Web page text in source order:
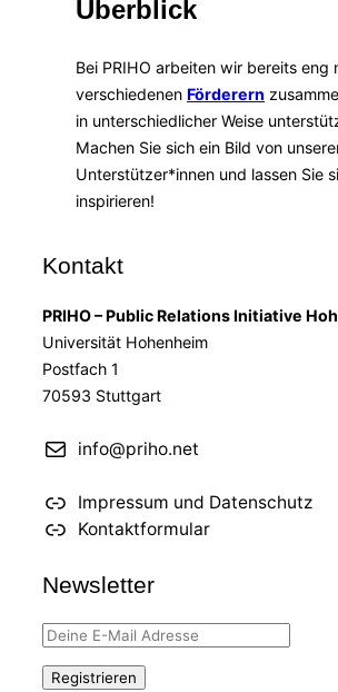
Überblick
Bei PRIHO arbeiten wir bereits eng
verschiedenen Förderern
in unterschiedlicher Weise
Machen Sie sich ein Bild von
Unterstützer*innen und lassen Sie
inspirieren!
Kontakt
PRIHO – Public Relations Initiative
Universität Hohenheim
Postfach 1
70593 Stuttgart
info@priho.net
Impressum und Datenschutz
Kontaktformular
Newsletter